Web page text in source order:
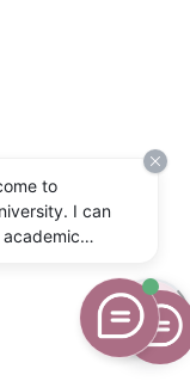
to
I can